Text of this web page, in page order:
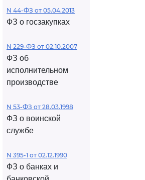
N 44-ФЗ от 05.04.2013
ФЗ о госзакупках
N 229-ФЗ от 02.10.2007
ФЗ об
исполнительном
производстве
N 53-ФЗ от 28.03.1998
ФЗ о воинской
службе
N 395-1 от 02.12.1990
ФЗ о банках и